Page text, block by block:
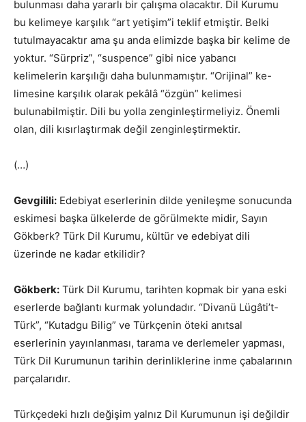
bulunması daha yararlı bir çalışma olacaktır. Dil Kurumu
bu kelimeye karşılık “art yetişim”i teklif etmiştir. Belki
tutulmayacaktır ama şu anda elimizde başka bir kelime de
yoktur. “Sürpriz”, “suspence” gibi nice yabancı
kelimelerin karşılığı daha bulunmamıştır. “Orijinal” ke-
limesine karşılık olarak pekâlâ “özgün” kelimesi
bulunabilmiştir. Dili bu yolla zenginleştirmeliyiz. Önemli
olan, dili kısırlaştırmak değil zenginleştirmektir.
(…)
Gevgilili: Edebiyat eserlerinin dilde yenileşme sonucunda
eskimesi başka ülkelerde de görülmekte midir, Sayın
Gökberk? Türk Dil Kurumu, kültür ve edebiyat dili
üzerinde ne kadar etkilidir?
Gökberk: Türk Dil Kurumu, tarihten kopmak bir yana eski
eserlerde bağlantı kurmak yolundadır. “Divanü Lügâti’t-
Türk”, “Kutadgu Bilig” ve Türkçenin öteki anıtsal
eserlerinin yayınlanması, tarama ve derlemeler yapması,
Türk Dil Kurumunun tarihin derinliklerine inme çabalarının
parçalarıdır.
Türkçedeki hızlı değişim yalnız Dil Kurumunun işi değildir